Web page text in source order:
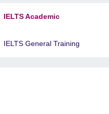
IELTS Academic
IELTS General Training